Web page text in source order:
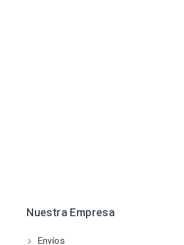
Nuestra Empresa
Envíos